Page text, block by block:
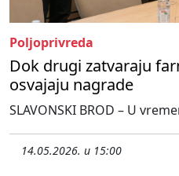
Poljoprivreda
Dok drugi zatvaraju
osvajaju nagrade
SLAVONSKI BROD – U
14.05.2026. u 15:00